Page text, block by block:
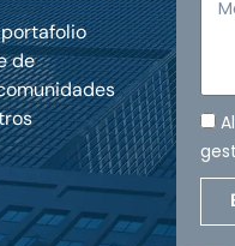
de